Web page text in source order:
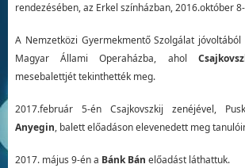
rendezésében, az Erkel színházban, 2016.október
A Nemzetközi Gyermekmentő Szolgálat
Magyar Állami Operaházba, ahol
mesebalettjét tekinthették meg.
2017.február 5-én Csajkovszkij zenéjével,
Anyegin, balett előadáson elevenedett meg
2017. május 9-én a Bánk Bán előadást láthattuk.